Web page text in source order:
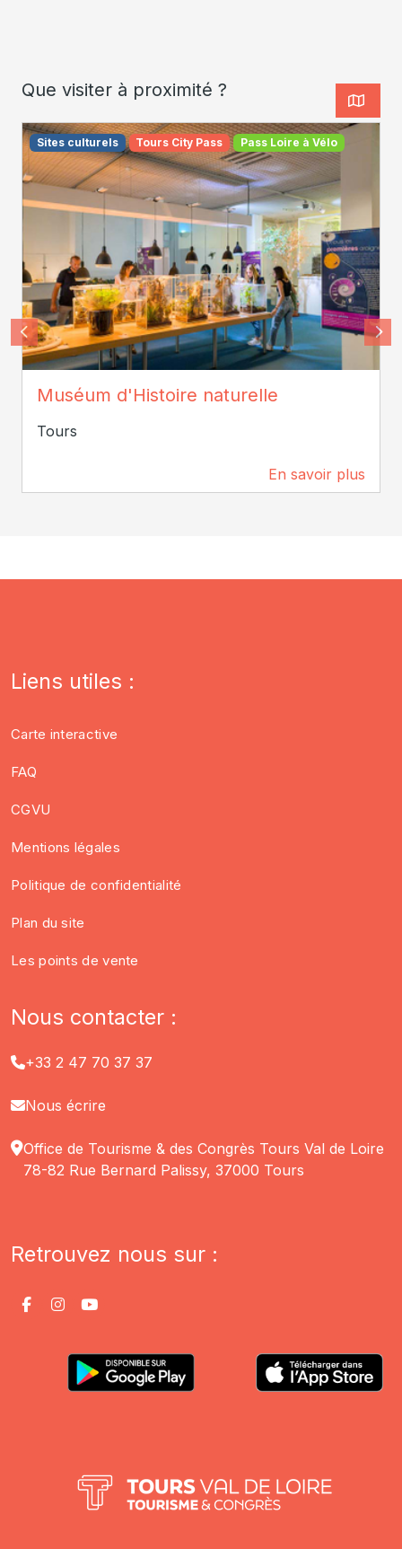
Que visiter à proximité ?
Sites culturels Tours City Pass Pass Loire à Vélo
Muséum d'Histoire naturelle
Tours
En savoir plus
Liens utiles :
Carte interactive
FAQ
CGVU
Mentions légales
Politique de confidentialité
Plan du site
Les points de vente
Nous contacter :
+33 2 47 70 37 37
Nous écrire
Office de Tourisme & des Congrès Tours Val de Loire
78-82 Rue Bernard Palissy, 37000 Tours
Retrouvez nous sur :